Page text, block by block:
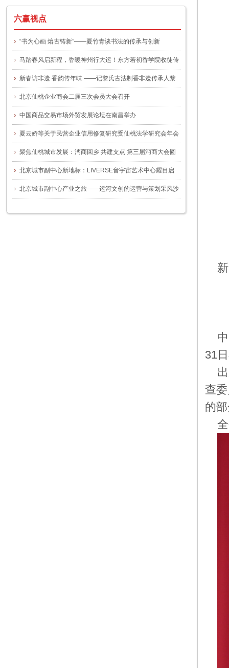
31
查
的
六赢视点
“书为心画 熔古铸新”——夏竹青谈书法的传承与创新
马踏春风启新程，香暖神州行大运！东方若初香学院收徒传
艺仪式圆满举办
新春访非遗 香韵传年味 ——记黎氏古法制香非遗传承人黎
晓玲
北京仙桃企业商会二届三次会员大会召开
中国商品交易市场外贸发展论坛在南昌举办
夏云娇等关于民营企业信用修复研究受仙桃法学研究会年会
关注
聚焦仙桃城市发展：沔商回乡 共建支点 第三届沔商大会圆
满举行
北京城市副中心新地标：LIVERSE音宇宙艺术中心耀目启
幕，谭咏麟“宠粉专场”揭幕首演
北京城市副中心产业之旅——运河文创的运营与策划采风沙